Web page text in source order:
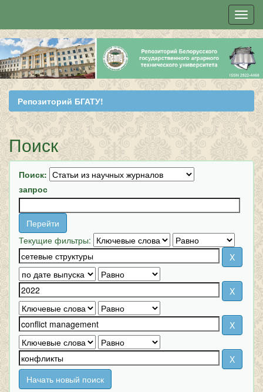
Skip
navigation
Репозиторий БГАТУ!
Поиск
Поиск:
запрос
Текущие фильтры:
Начать новый поиск